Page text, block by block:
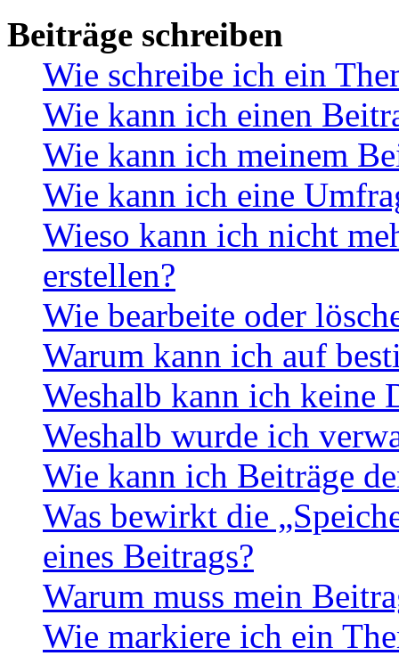
Beiträge schreiben
Wie schreibe ich ein
Wie kann ich einen
Wie kann ich meinem
Wie kann ich eine
Wieso kann ich nicht
erstellen?
Wie bearbeite oder
Warum kann ich auf
Weshalb kann ich keine
Weshalb wurde ich
Wie kann ich Beiträge
Was bewirkt die
eines Beitrags?
Warum muss mein
Wie markiere ich ein